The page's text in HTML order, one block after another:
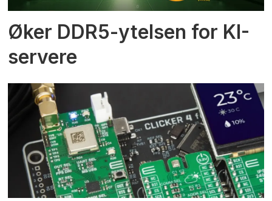
Øker DDR5-ytelsen for KI-
servere